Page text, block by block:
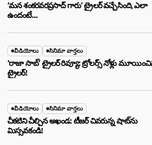
‘మన శంకరవరప్రసాద్ గారు’ ట్రైలర్ వచ్చేసింది, ఎలా
ఉందంటే…
వీడియోలు సినిమా వార్తలు
‘రాజా సాబ్’ ట్రైలర్ రివ్యూ: ట్రోలర్స్ నోళ్లు
ట్రైలర్!
వీడియోలు సినిమా వార్తలు
చీకటిని చీల్చిన అఖండ: టీజర్ చివరున్న షాట్‌ను
మిస్సవకండి!